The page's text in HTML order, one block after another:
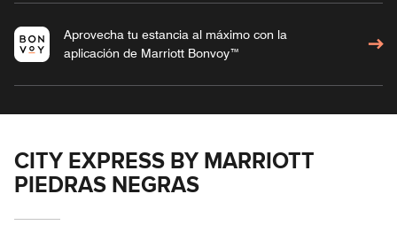
Aprovecha tu estancia al máximo con la
aplicación de Marriott Bonvoy™
CITY EXPRESS BY MARRIOTT
PIEDRAS NEGRAS